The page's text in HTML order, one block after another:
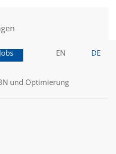
Jobs EN DE
und Optimierung